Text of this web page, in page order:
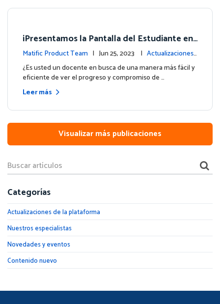
¡Presentamos la Pantalla del Estudiante en
su Panel de Control!
Matific Product Team | Jun 25, 2023 | Actualizaciones
de la plataforma
¿Es usted un docente en busca de una manera más fácil y
eficiente de ver el progreso y compromiso de …
Leer más
Visualizar más publicaciones
Categorías
Actualizaciones de la plataforma
Nuestros especialistas
Novedades y eventos
Contenido nuevo